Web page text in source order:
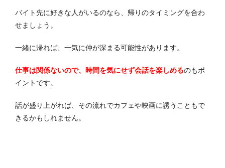
バイト先に好きな人がいるのなら、帰りのタイミングを合わ
せましょう。
一緒に帰れば、一気に仲が深まる可能性があります。
仕事は関係ないので、時間を気にせず会話を楽しめるのもポ
イントです。
話が盛り上がれば、その流れでカフェや映画に誘うこともで
きるかもしれません。